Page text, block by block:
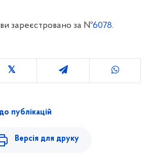
зареєстровано за №6078.
публікацій
Версія для друку